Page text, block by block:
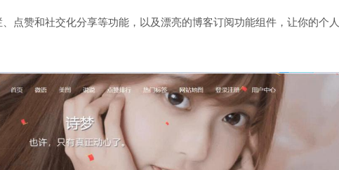
点赞和社交化分享等功能，以及漂亮的博客订阅功能组件，让你的个人